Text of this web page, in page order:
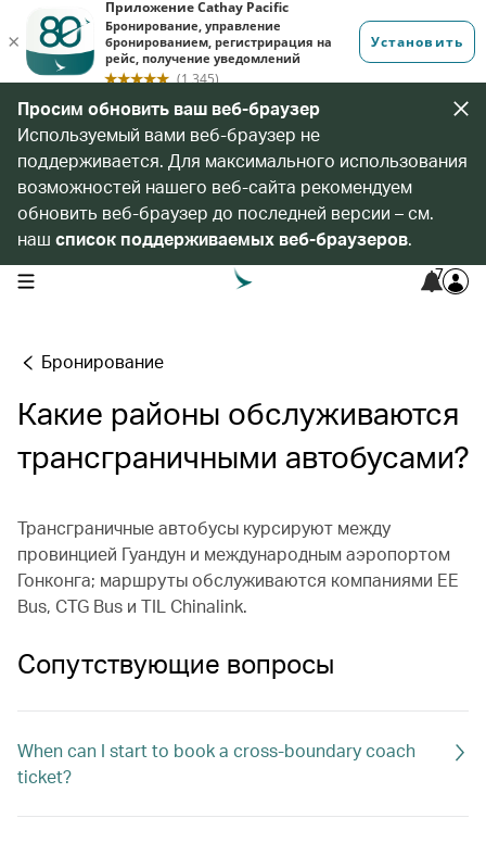
Просим обновить ваш веб-браузер
Используемый вами веб-браузер не
поддерживается. Для максимального использования
возможностей нашего веб-сайта рекомендуем
обновить веб-браузер до последней версии – см.
наш список поддерживаемых веб-браузеров.
open navigation menu 7
Бронирование
Какие районы обслуживаются
трансграничными автобусами?
Трансграничные автобусы курсируют между
провинцией Гуандун и международным аэропортом
Гонконга; маршруты обслуживаются компаниями EE
Bus, CTG Bus и TIL Chinalink.
Сопутствующие вопросы
When can I start to book a cross-boundary coach
ticket?